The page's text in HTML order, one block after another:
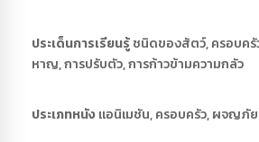
ประเด็นการเรียนรู้ชนิดของสัตว์, ครอบครั
หาญ, การปรับตัว, การก้าวข้ามความกลัว
ประเภทหนังแอนิเมชัน, ครอบครัว, ผจญภัย